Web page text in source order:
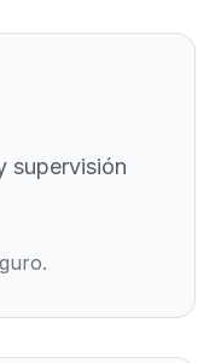
supervisión